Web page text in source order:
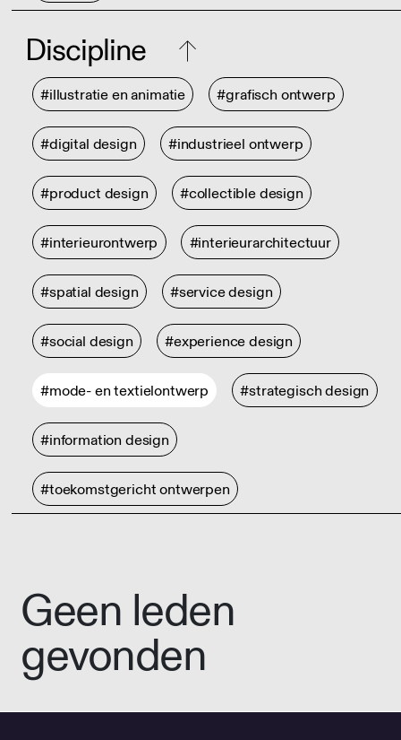
Discipline
#illustratie en animatie #grafisch ontwerp
#digital design #industrieel ontwerp
#product design #collectible design
#interieurontwerp #interieurarchitectuur
#spatial design #service design
#social design #experience design
#mode- en textielontwerp #strategisch design
#information design
#toekomstgericht ontwerpen
Geen leden
gevonden